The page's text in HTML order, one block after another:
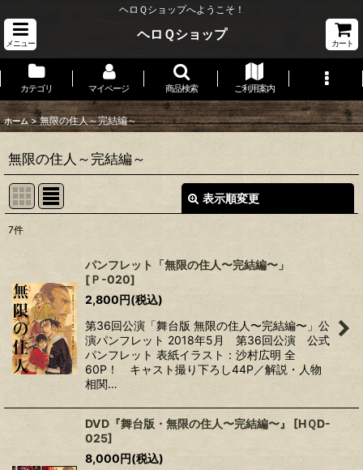
ヘロＱショップへようこそ！
メニュー
ヘロＱショップ
カート
カテゴリ マイページ 商品検索 ご利用案内
ホーム > 無限の住人～完結編～
無限の住人～完結編～
表示順変更
並び順:
絞り込む
7件
パンフレット「無限の住人〜完結編〜」
[Ｐ-020]
2,800円(税込)
第36回公演「舞台版 無限の住人〜完結編〜」公
演パンフレット 2018年5月 第36回公演 公式
パンフレット 表紙イラスト：沙村広明 全
60P！ キャスト撮り下ろし44P／解説・人物
相関…
DVD『舞台版・無限の住人〜完結編〜』 [HＱD-
025]
8,000円(税込)